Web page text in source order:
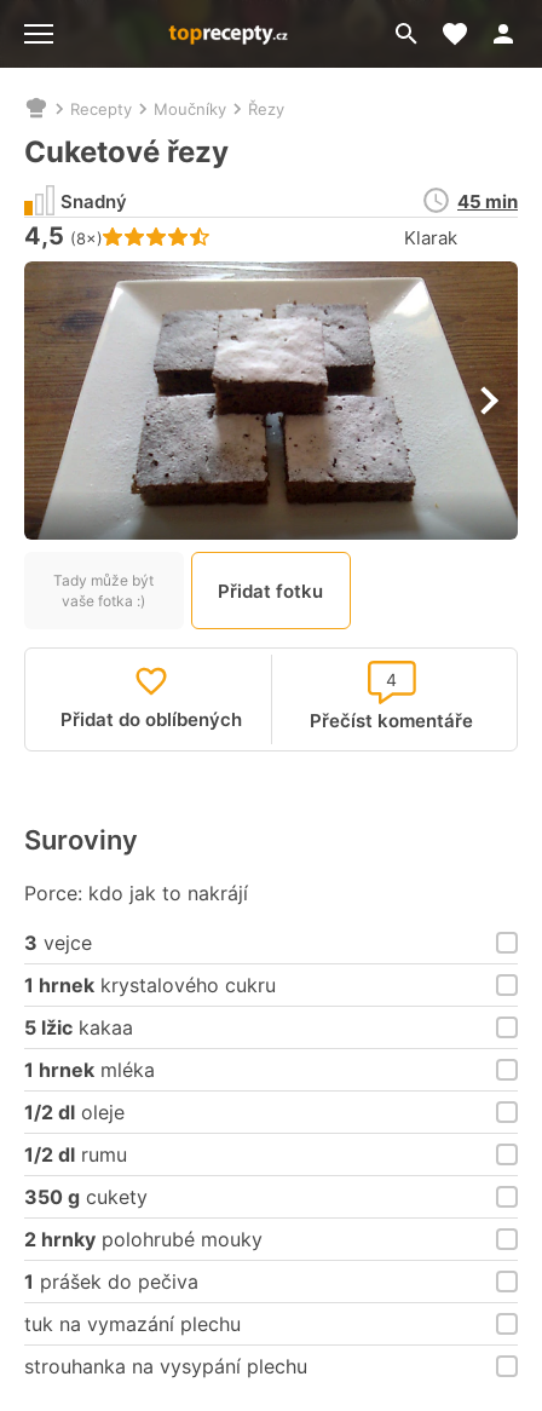
Přejít
na
Moje
Nacházíte
se
zde:
Recepty Moučníky Řezy
Cuketové řezy
Hodnocení receptu je
4,5 (8×) Klarak
Snadný
Doba
45 min
Tady může být
vaše fotka :)
Přidat fotku
Přidat do oblíbených Přečíst komentáře
4
Suroviny
Porce: kdo jak to nakrájí
3 vejce
1 hrnek krystalového cukru
5 lžic kakaa
1 hrnek mléka
1/2 dl oleje
1/2 dl rumu
350 g cukety
2 hrnky polohrubé mouky
1 prášek do pečiva
tuk na vymazání plechu
strouhanka na vysypání plechu